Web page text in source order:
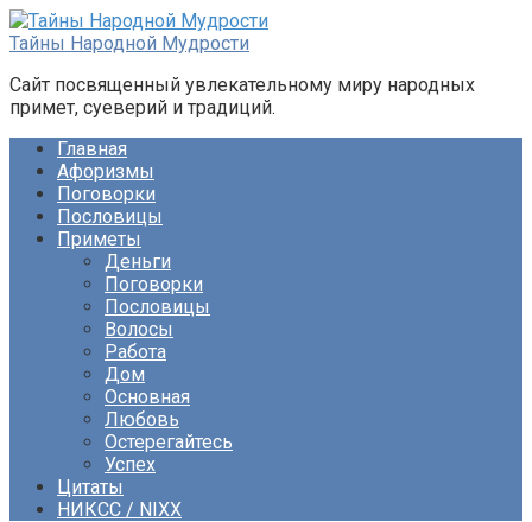
Перейти
к
Тайны Народной Мудрости
Сайт посвященный увлекательному миру народных
примет, суеверий и традиций.
Главная
Афоризмы
Поговорки
Пословицы
Приметы
Деньги
Поговорки
Пословицы
Волосы
Работа
Дом
Основная
Любовь
Остерегайтесь
Успех
Цитаты
НИКСС / NIXX